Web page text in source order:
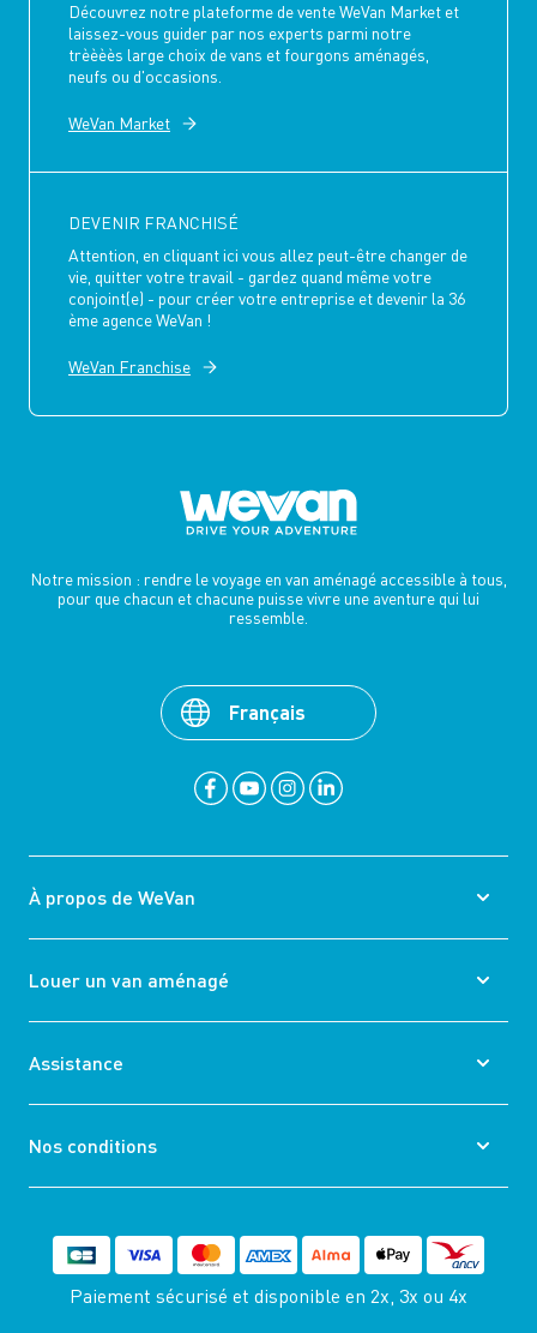
Découvrez notre plateforme de vente WeVan Market et
laissez-vous guider par nos experts parmi notre
trèèèès large choix de vans et fourgons aménagés,
neufs ou d'occasions.
WeVan Market
DEVENIR FRANCHISÉ
Attention, en cliquant ici vous allez peut-être changer de
vie, quitter votre travail - gardez quand même votre
conjoint(e) - pour créer votre entreprise et devenir la 36
ème agence WeVan !
WeVan Franchise
Notre mission : rendre le voyage en van aménagé accessible à tous,
pour que chacun et chacune puisse vivre une aventure qui lui
ressemble.
À propos de WeVan
Louer un van aménagé
Assistance
Nos conditions
Français
Paiement sécurisé et disponible en 2x, 3x ou 4x